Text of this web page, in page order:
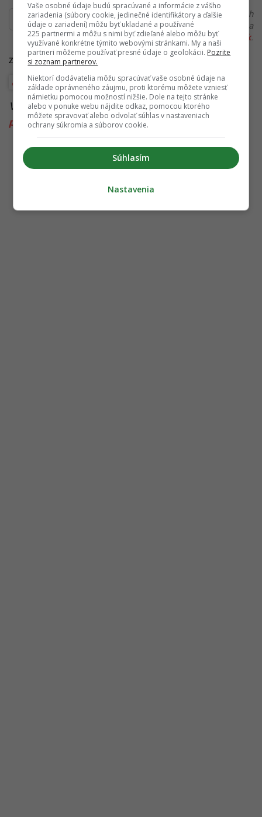
Ďakujeme, že čítaš Startitup. V prípade, že máš postreh
alebo si našiel v článku chybu, napíš nám na
redakcia@startitup.sk.
Zdroje: dennikn.sk,startitup.sk
Štúdie, prieskumy a analýzy
Viac k téme:aktuálny prieskum,Ivan Korčok
prieskum Ipsos
Vaše osobné údaje budú spracúvané a informácie z vášho
zariadenia (súbory cookie, jedinečné identifikátory a ďalšie
údaje o zariadení) môžu byť ukladané a používané
225 partnermi a môžu s nimi byť zdieľané alebo môžu byť
využívané konkrétne týmito webovými stránkami. My a naši
partneri môžeme používať presné údaje o geolokácii. Pozrite
si zoznam partnerov.
Niektorí dodávatelia môžu spracúvať vaše osobné údaje na
základe oprávneného záujmu, proti ktorému môžete vzniesť
námietku pomocou možností nižšie. Dole na tejto stránke
alebo v ponuke webu nájdite odkaz, pomocou ktorého
môžete spravovať alebo odvolať súhlas v nastaveniach
ochrany súkromia a súborov cookie.
Súhlasím
Nastavenia